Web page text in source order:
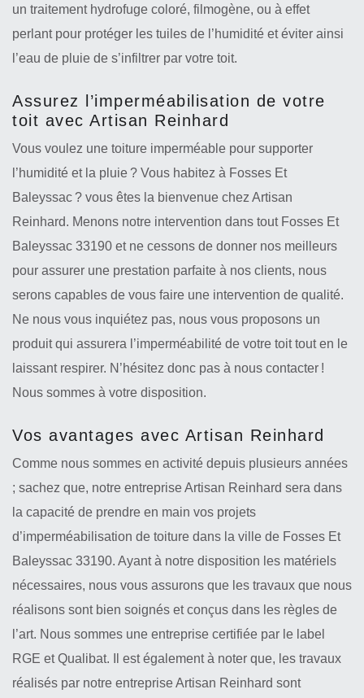
un traitement hydrofuge coloré, filmogène, ou à effet
perlant pour protéger les tuiles de l’humidité et éviter ainsi
l’eau de pluie de s’infiltrer par votre toit.
Assurez l’imperméabilisation de votre
toit avec Artisan Reinhard
Vous voulez une toiture imperméable pour supporter
l’humidité et la pluie ? Vous habitez à Fosses Et
Baleyssac ? vous êtes la bienvenue chez Artisan
Reinhard. Menons notre intervention dans tout Fosses Et
Baleyssac 33190 et ne cessons de donner nos meilleurs
pour assurer une prestation parfaite à nos clients, nous
serons capables de vous faire une intervention de qualité.
Ne nous vous inquiétez pas, nous vous proposons un
produit qui assurera l’imperméabilité de votre toit tout en le
laissant respirer. N’hésitez donc pas à nous contacter !
Nous sommes à votre disposition.
Vos avantages avec Artisan Reinhard
Comme nous sommes en activité depuis plusieurs années
; sachez que, notre entreprise Artisan Reinhard sera dans
la capacité de prendre en main vos projets
d’imperméabilisation de toiture dans la ville de Fosses Et
Baleyssac 33190. Ayant à notre disposition les matériels
nécessaires, nous vous assurons que les travaux que nous
réalisons sont bien soignés et conçus dans les règles de
l’art. Nous sommes une entreprise certifiée par le label
RGE et Qualibat. Il est également à noter que, les travaux
réalisés par notre entreprise Artisan Reinhard sont